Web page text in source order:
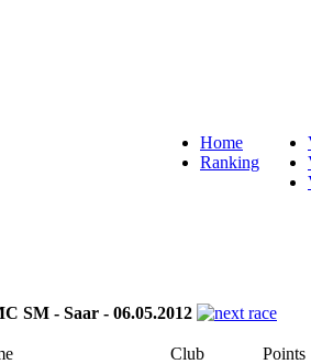
Home
Ranking
SM - Saar - 06.05.2012
Club
Points